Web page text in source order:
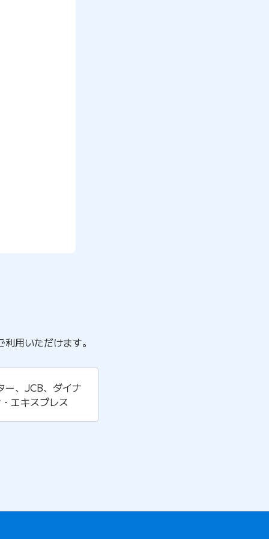
用いただけます。
ー、JCB、ダイナ
エキスプレス